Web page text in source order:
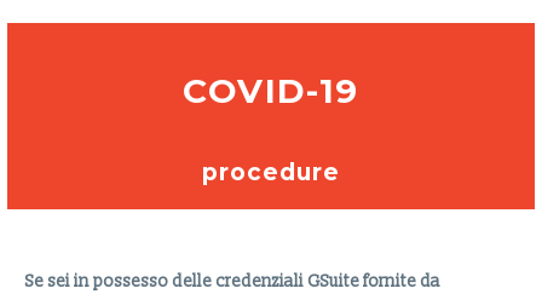
COVID-19
procedure
Se sei in possesso delle credenziali GSuite fornite da